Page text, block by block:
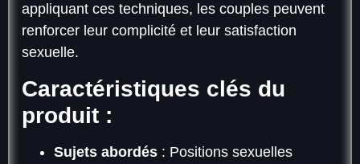
appliquant ces techniques, les couples peuvent
renforcer leur complicité et leur satisfaction
sexuelle.
Caractéristiques clés du
produit :
Sujets abordés : Positions sexuelles